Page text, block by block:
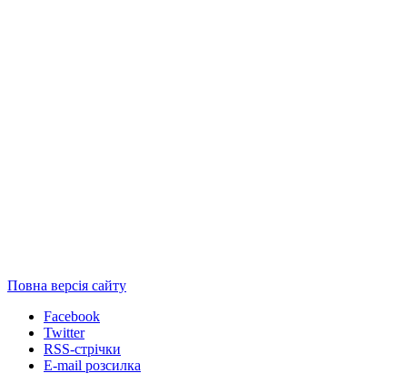
Повна версія сайту
Facebook
Twitter
RSS-стрічки
E-mail розсилка